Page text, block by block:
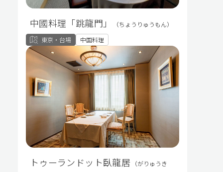
中國料理「跳龍門」
（ちょうりゅうもん）
東京・台場
中国料理
トゥーランドット臥龍居
（がりゅうき